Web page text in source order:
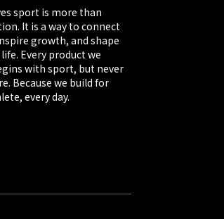
sport is more than
It is a way to connect
growth, and shape
Every product we
with sport, but never
Because we build for
every day.